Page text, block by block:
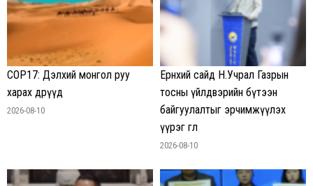
COP17: Дэлхий монгол руу
харах өдрүүд
2026-08-10
Ерөнхий сайд Н.Учрал Газрын
тосны үйлдвэрийн бүтээн
байгуулалтыг эрчимжүүлэх
үүрэг өглөө
2026-08-10